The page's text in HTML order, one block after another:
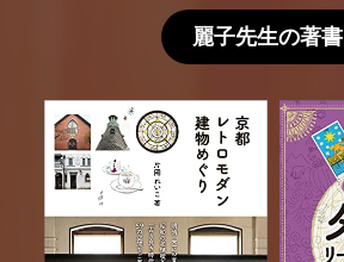
麗子先生の著書